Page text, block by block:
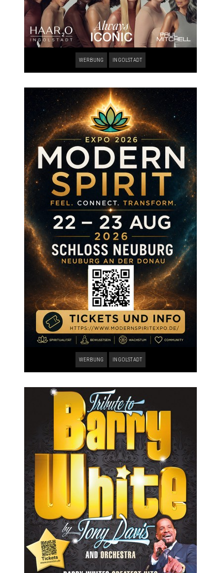
WERBUNG INGOLSTADT
WERBUNG INGOLSTADT